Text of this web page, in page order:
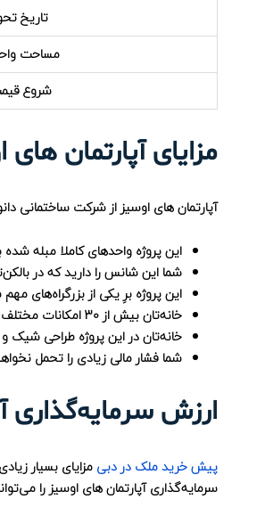
تاریخ
مساحت
شروع
مزایای آپارتمان
آپارتمان های اوسیز از شرکت ساختمانی
این پروژه واحدهای کاملا مبله
شما این شانس را دارید که در
این پروژه برِ یکی از بزرگراه‌های مهم شهر قرار دارد و فقط
خانه‌تان بیش از 30 امکانات مختلف دارد. به همین دلیل، راحتی و رفاه بالایی را تجربه خواهید کرد.
خانه‌تان در این پروژه طراحی شیک
شما فشار مالی زیادی را تحمل نخواهید کرد چراکه این
ارزش سرمایه‌گذاری
پیش خرید ملک در دبی مزایای بسیار
سرمایه‌گذاری آپارتمان های اوسیز را